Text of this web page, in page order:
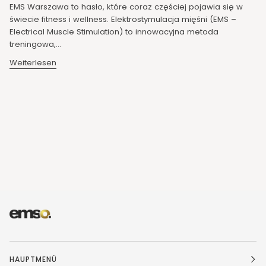
EMS Warszawa to hasło, które coraz częściej pojawia się w
świecie fitness i wellness. Elektrostymulacja mięśni (EMS –
Electrical Muscle Stimulation) to innowacyjna metoda
treningowa,...
Weiterlesen
HAUPTMENÜ